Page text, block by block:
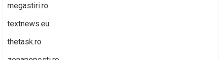
megastiri.ro
textnews.eu
thetask.ro